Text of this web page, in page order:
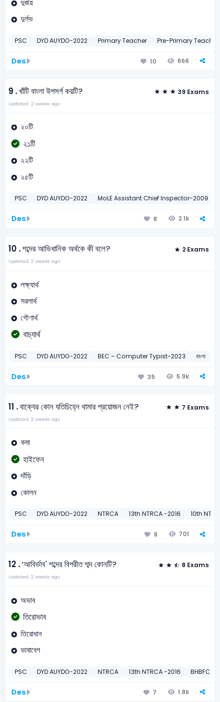
দুর্জয়
দুর্লভ
PSC DYD AUYDO-2022 Primary Teacher Pre-Primary
Des 10 666
9 .খাঁটি বাংলা উপসর্গ কয়টি? 39 Exams
Updated: 2 weeks ago
২০টি
২১টি
২২টি
২৫টি
PSC DYD AUYDO-2022 MoLE Assistant Chief Inspector-2009
Des 8 2.1k
10 .শব্দের আভিধানিক অর্থকে কী বলে? 2 Exams
Updated: 2 weeks ago
লক্ষ্যার্থ
সরলার্থ
গৌণার্থ
বাচ্যার্থ
PSC DYD AUYDO-2022 BEC – Computer Typist-2023 বাংলা
Des 35 5.9k
11 .বাক্যের কোন যতিচিহ্নে থামার প্রয়োজন নেই? 7 Exams
Updated: 2 weeks ago
কমা
হাইফেন
দাঁড়ি
কোলন
PSC DYD AUYDO-2022 NTRCA 13th NTRCA -2016 10th
Des 8 701
12 .‘আবির্ভাব' শব্দের বিপরীত শব্দ কোনটি? 8 Exams
Updated: 2 weeks ago
অভাব
তিরোভাব
তিরোধান
ভাবাবেগ
PSC DYD AUYDO-2022 NTRCA 13th NTRCA -2016 BHBFC
Des 7 1.8k